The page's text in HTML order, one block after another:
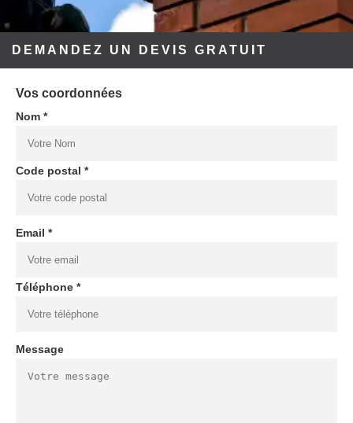
DEMANDEZ UN DEVIS GRATUIT
Vos coordonnées
Nom *
Code postal *
Email *
Téléphone *
Message